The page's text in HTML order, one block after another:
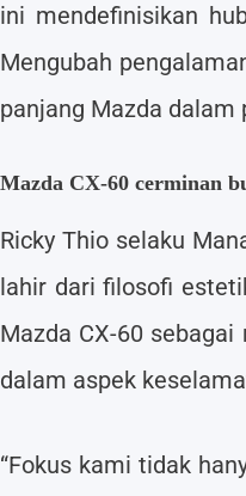
ini mendefinisikan
Mengubah
panjang Mazda
Mazda CX-60 cerminan
Ricky Thio selaku
lahir dari filosofi
Mazda CX-60
dalam aspek
“Fokus kami tidak